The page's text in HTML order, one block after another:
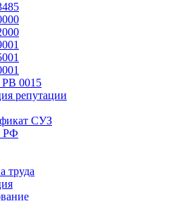
0015
репутации
СУЗ
РФ
труда